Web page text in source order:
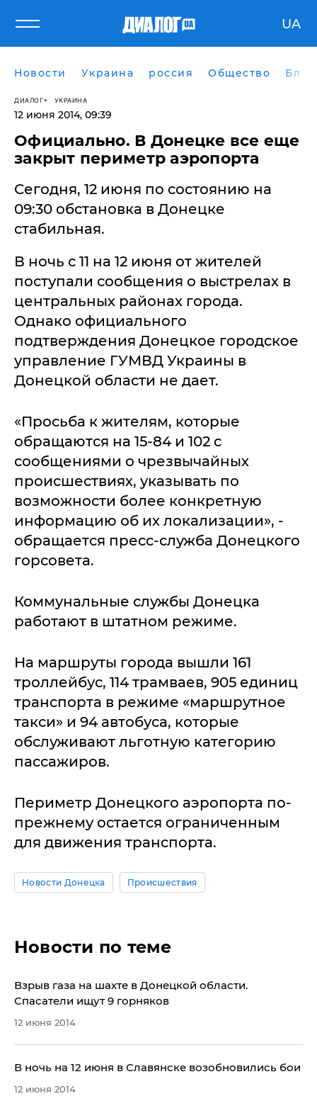
UA
Новости Украина россия Общество
ДИАЛОГ УКРАИНА
12 июня 2014, 09:39
Официально. В Донецке все еще
закрыт периметр аэропорта
​Сегодня, 12 июня по состоянию на
09:30 обстановка в Донецке
стабильная.
В ночь с 11 на 12 июня от жителей
поступали сообщения о выстрелах в
центральных районах города.
Однако официального
подтверждения Донецкое городское
управление ГУМВД Украины в
Донецкой области не дает.
«Просьба к жителям, которые
обращаются на 15-84 и 102 с
сообщениями о чрезвычайных
происшествиях, указывать по
возможности более конкретную
информацию об их локализации», -
обращается пресс-служба Донецкого
горсовета.
Коммунальные службы Донецка
работают в штатном режиме.
На маршруты города вышли 161
троллейбус, 114 трамваев, 905 единиц
транспорта в режиме «маршрутное
такси» и 94 автобуса, которые
обслуживают льготную категорию
пассажиров.
Периметр Донецкого аэропорта по-
прежнему остается ограниченным
для движения транспорта.
Новости Донецка Происшествия
Новости по теме
Взрыв газа на шахте в Донецкой области.
Спасатели ищут 9 горняков
12 июня 2014
​В ночь на 12 июня в Славянске возобновились бои
12 июня 2014